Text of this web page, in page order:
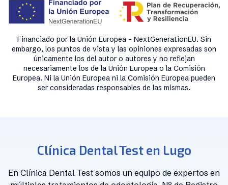
Financiado por la Unión Europea - NextGenerationEU. Sin
embargo, los puntos de vista y las opiniones expresadas son
únicamente los del autor o autores y no reflejan
necesariamente los de la Unión Europea o la Comisión
Europea. Ni la Unión Europea ni la Comisión Europea pueden
ser consideradas responsables de las mismas.
Clínica Dental Test en Lugo
En Clínica Dental Test somos un equipo de expertos en